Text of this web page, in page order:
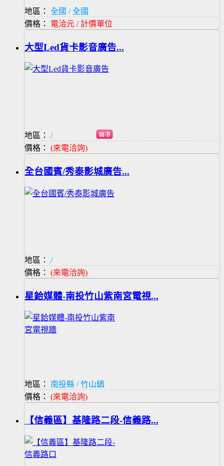
地區：
全國 / 全國
價格： 電洽元 / 計價單位
大型Led貨卡影音廣告...
地區：
/
價格： (來電洽詢)
全台國賓/秀泰影城廣告...
地區：
/
價格： (來電洽詢)
星鉿媒體-南投竹山紫南宮電視...
地區：
南投縣 / 竹山鎮
價格： (來電洽詢)
【信義區】基隆路二段-信義路...